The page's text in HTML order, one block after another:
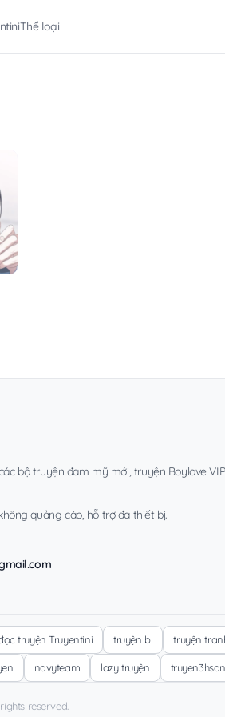
Thể loại
bộ truyện đam mỹ mới, truyện Boylove
quảng cáo, hỗ trợ đa thiết bị.
truyện Truyentini truyện bl truyện
navyteam lazy truyện
reserved.